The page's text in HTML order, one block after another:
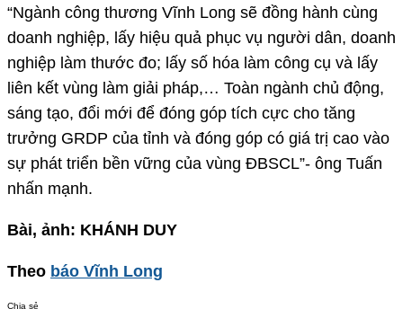
“Ngành công thương Vĩnh Long sẽ đồng hành cùng
doanh nghiệp, lấy hiệu quả phục vụ người dân, doanh
nghiệp làm thước đo; lấy số hóa làm công cụ và lấy
liên kết vùng làm giải pháp,… Toàn ngành chủ động,
sáng tạo, đổi mới để đóng góp tích cực cho tăng
trưởng GRDP của tỉnh và đóng góp có giá trị cao vào
sự phát triển bền vững của vùng ĐBSCL”- ông Tuấn
nhấn mạnh.
Bài, ảnh: KHÁNH DUY
Theo báo Vĩnh Long
Chia sẻ